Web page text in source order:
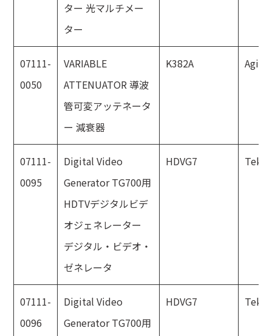
ター 光マルチメー
ター
07111-
0050
VARIABLE
ATTENUATOR 導波
管可変アッテネータ
ー 減衰器
K382A
07111-
0095
Digital Video
Generator TG700用
HDTVデジタルビデ
オジェネレーター
デジタル・ビデオ・
ゼネレータ
HDVG7
07111-
0096
Digital Video
Generator TG700用
HDVG7